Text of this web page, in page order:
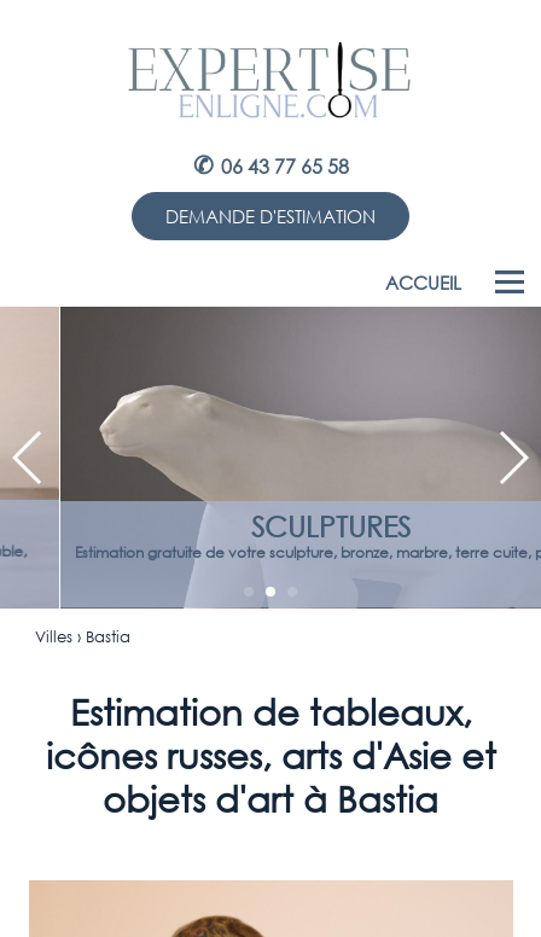
✆ 06 43 77 65 58
DEMANDE D'ESTIMATION
ACCUEIL
SCULPTURES
Estimation gratuite de votre sculpture, bronze, marbre, terre cuite, plâtre...
Villes› Bastia
Estimation de tableaux,
icônes russes, arts d'Asie et
objets d'art à Bastia